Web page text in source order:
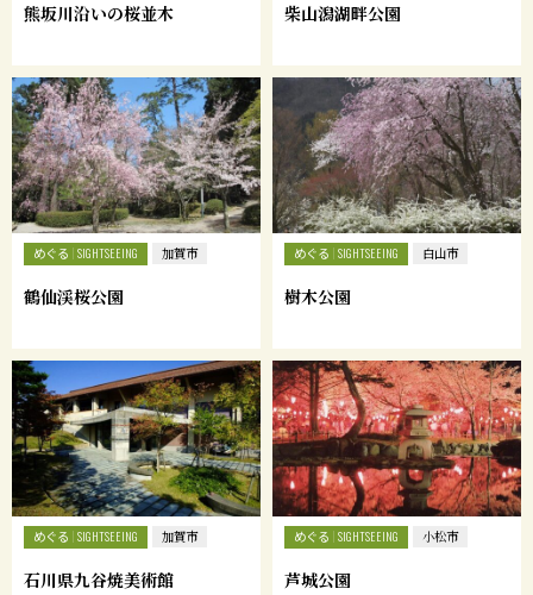
熊坂川沿いの桜並木 柴山潟湖畔公園
めぐる SIGHTSEEING 加賀市
鶴仙渓桜公園
めぐる SIGHTSEEING 白山市
樹木公園
めぐる SIGHTSEEING 加賀市
石川県九谷焼美術館
めぐる SIGHTSEEING 小松市
芦城公園